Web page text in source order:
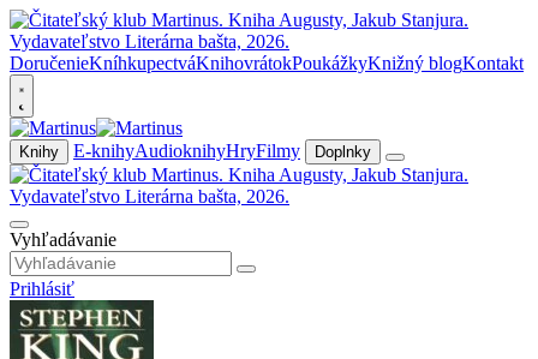
DoručenieKníhkupectváKnihovrátokPoukážkyKnižný blogKontakt
Knihy E-knihyAudioknihyHryFilmy Doplnky
Vyhľadávanie
Prihlásiť